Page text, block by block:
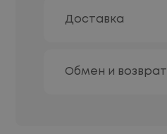
Доставка
Обмен и возврат